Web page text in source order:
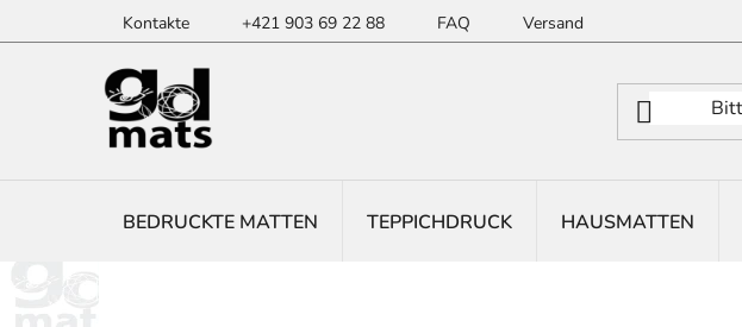
Inhalt
Kontakte +421 903 69 22 88 FAQ Versand
BEDRUCKTE MATTEN TEPPICHDRUCK HAUSMATTEN